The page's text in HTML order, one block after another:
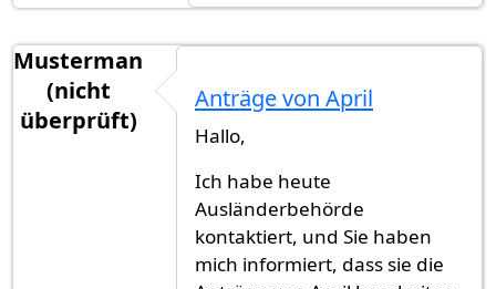
Musterman
(nicht
überprüft)
Anträge von April
Hallo,
Ich habe heute
Ausländerbehörde
kontaktiert, und Sie haben
mich informiert, dass sie die